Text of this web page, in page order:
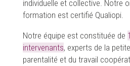
individuelle et collective. Notre
formation est certifié Qualiopi.
Notre équipe est constituée de
intervenants, experts de la
parentalité et du travail